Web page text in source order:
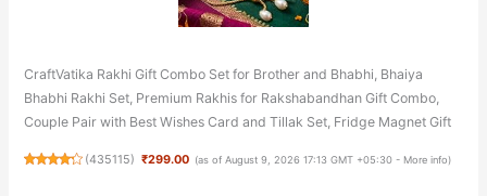
CraftVatika Rakhi Gift Combo Set for Brother and Bhabhi, Bhaiya
Bhabhi Rakhi Set, Premium Rakhis for Rakshabandhan Gift Combo,
Couple Pair with Best Wishes Card and Tillak Set, Fridge Magnet Gift
(435115) ₹299.00 (as of August 9, 2026 17:13 GMT +05:30 - More info)